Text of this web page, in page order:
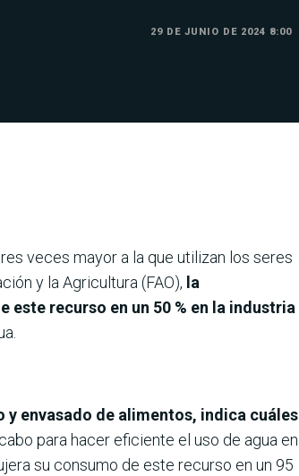
29 DE JUNIO DE 2024 8:00
veces mayor a la que utilizan los seres
y la Agricultura (FAO), la
recurso en un 50 % en la industria
envasado de alimentos, indica cuáles
para hacer eficiente el uso de agua en
su consumo de este recurso en un 95